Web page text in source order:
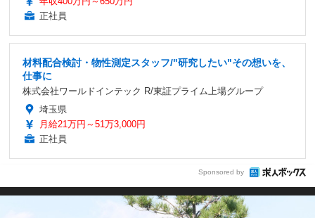
正社員
材料配合検討・物性測定スタッフ/"研究したい"その想いを、
仕事に
株式会社ワールドインテック R/東証プライム上場グループ
埼玉県
月給21万円～51万3,000円
正社員
Sponsored by